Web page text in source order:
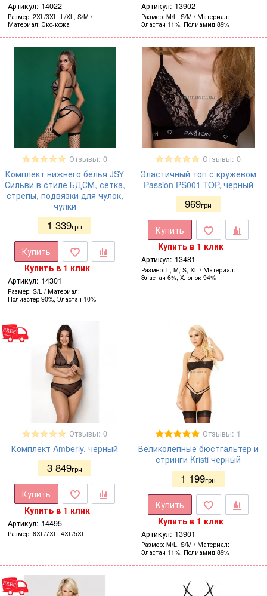
Артикул: 14022
Размер 2XL/3XL, L/XL, S/M
Материал Эко-кожа
Артикул: 13902
Размер M/L, S/M
Материал
Эластан 11%, Полиамид 89%
Отзывы: 0
Комплект нижнего белья JSY
Сильви в стиле БДСМ, сетка,
стрепы, подвязки для чулок,
чулки
1 339грн
Купить
Купить в 1 клик
Артикул: 14301
Размер S/L
Материал
Полиэстер 90%, Эластан 10%
Отзывы: 0
Эластичный топ с кружевом
Passion PS001 TOP, черный
969грн
Купить
Купить в 1 клик
Артикул: 13481
Размер L, M, S, XL
Материал
Эластан 6%, Хлопок 94%
Отзывы: 0
Комплект Amberly, черный
3 849грн
Купить
Купить в 1 клик
Артикул: 14495
Размер 6XL/7XL, 4XL/5XL
Отзывы: 1
Великолепные бюстгальтер и
стринги Kristi черный
1 199грн
Купить
Купить в 1 клик
Артикул: 13901
Размер M/L, S/M
Материал
Эластан 11%, Полиамид 89%